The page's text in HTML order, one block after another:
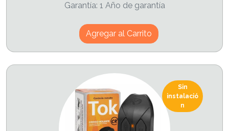
Garantía: 1 Año de garantía
Agregar al Carrito
Sin
instalació
n